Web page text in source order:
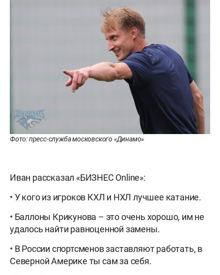
Фото: пресс-служба московского «Динамо»
Иван рассказал «БИЗНЕС Online»:
• У кого из игроков КХЛ и НХЛ лучшее катание.
• Баллоны Крикунова – это очень хорошо, им не
удалось найти равноценной замены.
• В России спортсменов заставляют работать, в
Северной Америке ты сам за себя.